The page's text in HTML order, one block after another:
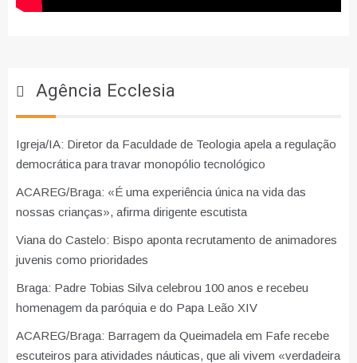
Agência Ecclesia
Igreja/IA: Diretor da Faculdade de Teologia apela a regulação
democrática para travar monopólio tecnológico
ACAREG/Braga: «É uma experiência única na vida das
nossas crianças», afirma dirigente escutista
Viana do Castelo: Bispo aponta recrutamento de animadores
juvenis como prioridades
Braga: Padre Tobias Silva celebrou 100 anos e recebeu
homenagem da paróquia e do Papa Leão XIV
ACAREG/Braga: Barragem da Queimadela em Fafe recebe
escuteiros para atividades náuticas, que ali vivem «verdadeira